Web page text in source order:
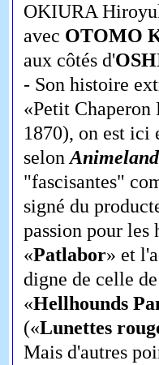
OKIURA
avec OTOMO
aux côtés d'
- Son histoire
«Petit
1870), on est ici
selonAnimeland
"fascisantes"
signé du
passion pour
«Patlabor» et
digne de celle
«Hellhounds
(«Lunettes
Mais d'autres